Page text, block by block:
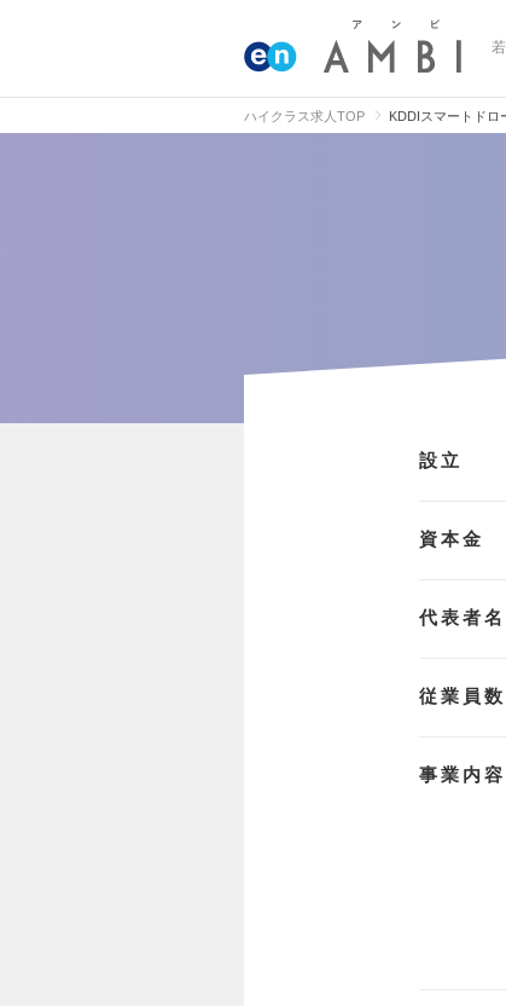
ハイクラス求人TOP KDDIスマートドロ
設立
資本金
代表者名
従業員数
事業内容